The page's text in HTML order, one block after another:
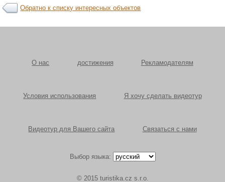
Обратно к списку интересных объектов
О нас достижения Рекламодателям
Условия использования Я хочу сделать видеотур
Видеотур для Вашего сайта Связаться с нами
Выбор языка:
© 2015 turistika.cz s.r.o.